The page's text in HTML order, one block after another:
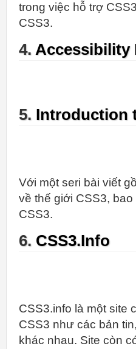
trong việc hỗ trợ
CSS3.
4. Accessibility
5. Introduction
Với một seri bài viết
về thế giới CSS3,
CSS3.
6. CSS3.Info
CSS3.info là một site
CSS3 như các bản
khác nhau. Site còn